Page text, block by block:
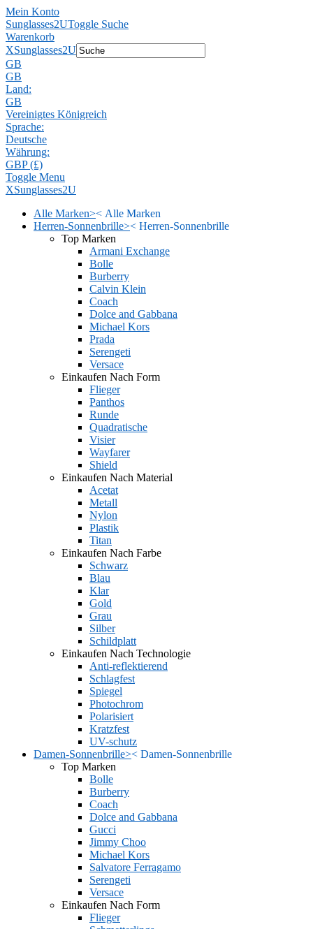
Mein Konto
Sunglasses2UToggle Suche
Warenkorb
XSunglasses2U
GB
GB
Land:
GB
Vereinigtes Königreich
Sprache:
Deutsche
Währung:
GBP (£)
Toggle Menu
XSunglasses2U
Alle Marken>< Alle Marken
Herren-Sonnenbrille>< Herren-Sonnenbrille
Top Marken
Armani Exchange
Bolle
Burberry
Calvin Klein
Coach
Dolce and Gabbana
Michael Kors
Prada
Serengeti
Versace
Einkaufen Nach Form
Flieger
Panthos
Runde
Quadratische
Visier
Wayfarer
Shield
Einkaufen Nach Material
Acetat
Metall
Nylon
Plastik
Titan
Einkaufen Nach Farbe
Schwarz
Blau
Klar
Gold
Grau
Silber
Schildplatt
Einkaufen Nach Technologie
Anti-reflektierend
Schlagfest
Spiegel
Photochrom
Polarisiert
Kratzfest
UV-schutz
Damen-Sonnenbrille>< Damen-Sonnenbrille
Top Marken
Bolle
Burberry
Coach
Dolce and Gabbana
Gucci
Jimmy Choo
Michael Kors
Salvatore Ferragamo
Serengeti
Versace
Einkaufen Nach Form
Flieger